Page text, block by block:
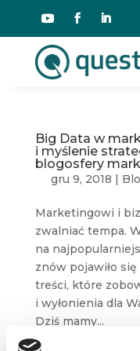
Big Data w
i myślenie
blogosfery
gru 9, 2018 |
Marketingowi i
zwalniać tempa.
na
znów pojawiło
treści, które
i wyłonienia dla
Dziś mamy...